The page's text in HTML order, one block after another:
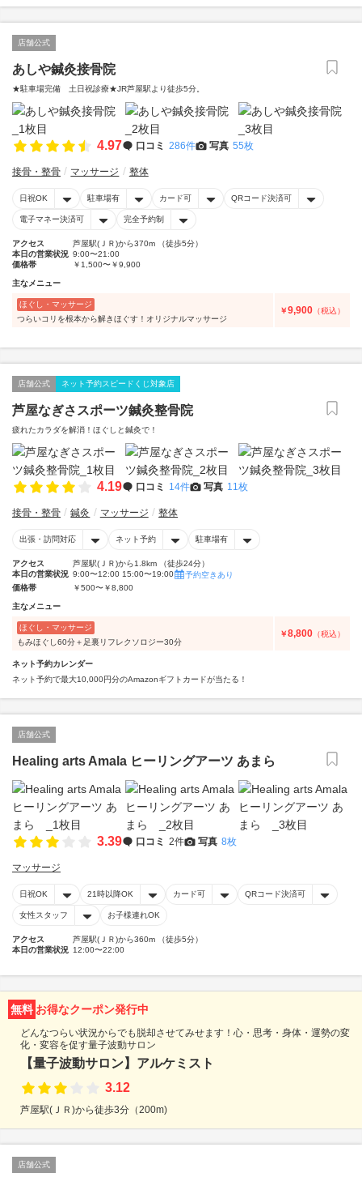
店舗公式
あしや鍼灸接骨院
★駐車場完備 土日祝診療★JR芦屋駅より徒歩5分。
4.97 口コミ 286件 写真 55枚
接骨・整骨 マッサージ 整体
日祝OK 駐車場有 カード可 QRコード決済可
電子マネー決済可 完全予約制
アクセス
芦屋駅(ＪＲ)から370m （徒歩5分）
本日の営業状況 9:00〜21:00
価格帯
￥1,500〜￥9,900
主なメニュー
ほぐし・マッサージ
つらいコリを根本から解きほぐす！オリジナルマッサージ
￥9,900 （税込）
店舗公式 ネット予約スピードくじ対象店
芦屋なぎさスポーツ鍼灸整骨院
疲れたカラダを解消！ほぐしと鍼灸で！
4.19 口コミ 14件 写真 11枚
接骨・整骨 鍼灸 マッサージ 整体
出張・訪問対応 ネット予約 駐車場有
アクセス
芦屋駅(ＪＲ)から1.8km （徒歩24分）
本日の営業状況 9:00〜12:00 15:00〜19:00
予約空きあり
価格帯
￥500〜￥8,800
主なメニュー
ほぐし・マッサージ
もみほぐし60分＋足裏リフレクソロジー30分
￥8,800 （税込）
ネット予約カレンダー
ネット予約で最大10,000円分のAmazonギフトカードが当たる！
店舗公式
Healing arts Amala ヒーリングアーツ あまら
3.39 口コミ 2件 写真 8枚
マッサージ
日祝OK 21時以降OK カード可 QRコード決済可
女性スタッフ お子様連れOK
アクセス
芦屋駅(ＪＲ)から360m （徒歩5分）
本日の営業状況 12:00〜22:00
無料 お得なクーポン発行中
どんなつらい状況からでも脱却させてみせます！心・思考・身体・運勢の変
化・変容を促す量子波動サロン
【量子波動サロン】アルケミスト
3.12
芦屋駅(ＪＲ)から徒歩3分（200m)
店舗公式